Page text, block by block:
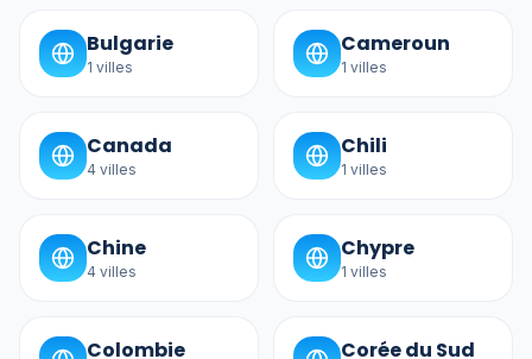
Bulgarie
1 villes
Cameroun
1 villes
Canada
4 villes
Chili
1 villes
Chine
4 villes
Chypre
1 villes
Colombie Corée du Sud